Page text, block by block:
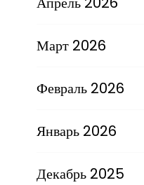
Март 2026
Февраль 2026
Январь 2026
Декабрь 2025